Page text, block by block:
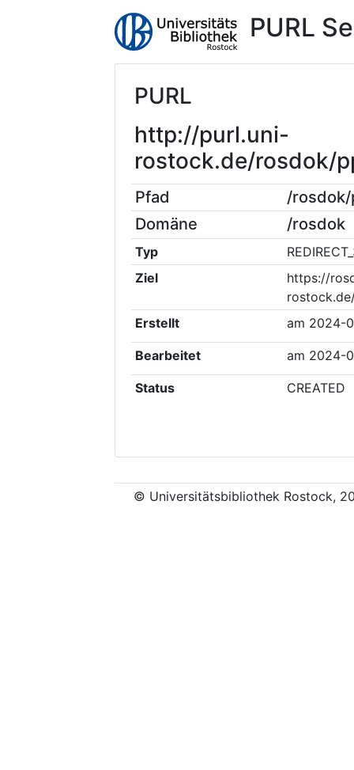
PURL
PURL
http://purl.uni-
rostock.de/rosdok/
Pfad
/rosdok/
Domäne
/rosdok
Typ
Ziel
https://
Erstellt
am 2024-
Bearbeitet am 2024-
Status CREATED
© Universitätsbibliothek Rostock,